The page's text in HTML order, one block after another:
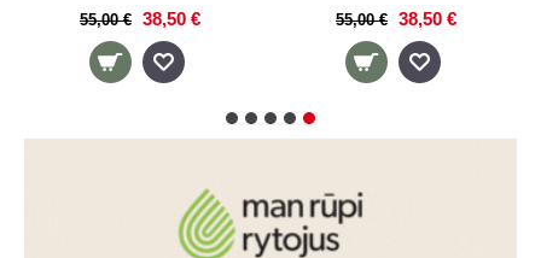
38,50 €